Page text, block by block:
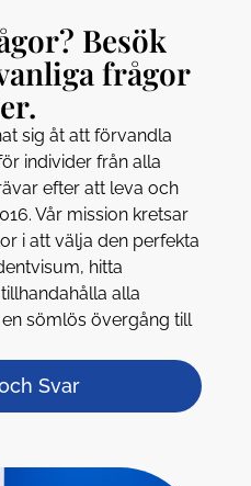
Besök
frågor
sig åt att förvandla
individer från alla
efter att leva och
Vår mission kretsar
i att välja den perfekta
hitta
alla
sömlös övergång till
Svar